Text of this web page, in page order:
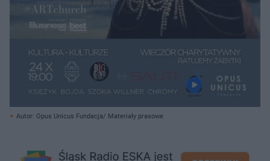
Autor: Opus Unicus Fundacja/ Materiały prasowe